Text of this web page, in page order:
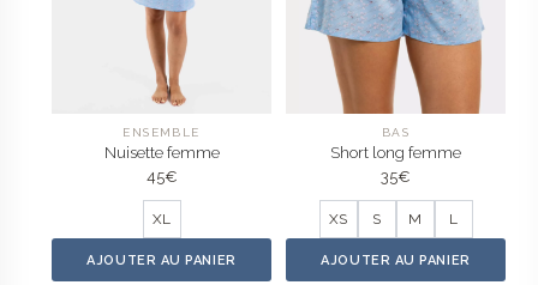
ENSEMBLE
Nuisette femme
45€
XL
AJOUTER AU PANIER
BAS
Short long femme
35€
XS S M L
AJOUTER AU PANIER